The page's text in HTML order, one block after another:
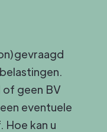
of geen BV
eventuele
Hoe kan u